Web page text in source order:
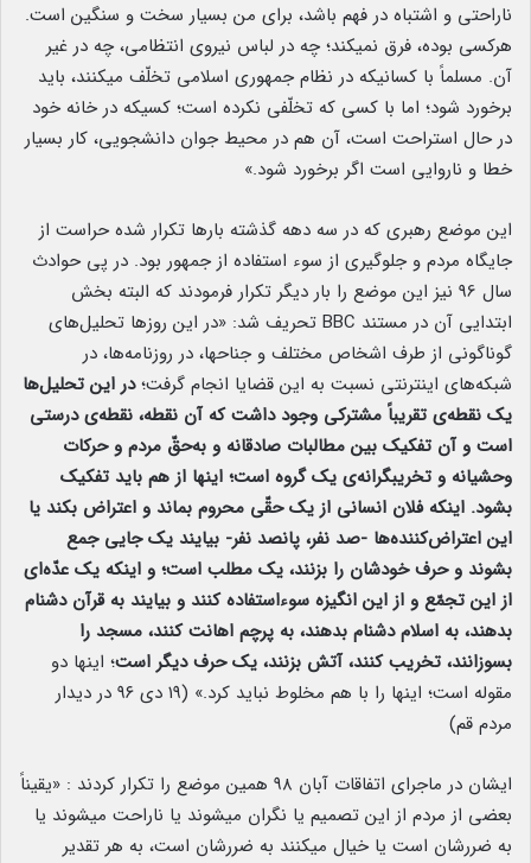
ناراحتی و اشتباه در فهم باشد، برای من بسیار سخت و سنگین است.
هرکسی بوده، فرق نمیکند؛ چه در لباس نیروی انتظامی، چه در غیر
آن. مسلماً با کسانیکه در نظام جمهوری اسلامی تخلّف میکنند، باید
برخورد شود؛ اما با کسی که تخلّفی نکرده است؛ کسیکه در خانه خود
در حال استراحت است، آن هم در محیط جوان دانشجویی، کار بسیار
خطا و ناروایی است اگر برخورد شود.»
این موضع رهبری که در سه دهه گذشته بارها تکرار شده حراست از
جایگاه مردم و جلوگیری از سوء استفاده از جمهور بود. در پی حوادث
سال 96 نیز این موضع را بار دیگر تکرار فرمودند که البته بخش
ابتدایی آن در مستند BBC تحریف شد: «در این روزها تحلیل‌های
گوناگونی از طرف اشخاص مختلف و جناحها، در روزنامه‌ها، در
شبکه‌های اینترنتی نسبت به این قضایا انجام گرفت؛در این تحلیل‌ها
یک نقطه‌ی تقریباً مشترکی وجود داشت که آن نقطه، نقطه‌ی درستی
است و آن تفکیک بین مطالبات صادقانه و به‌حقّ مردم و حرکات
وحشیانه و تخریبگرانه‌ی یک گروه است؛ اینها از هم باید تفکیک
بشود. اینکه فلان انسانی از یک حقّی محروم بماند و اعتراض بکند یا
این اعتراض‌کننده‌ها -صد نفر، پانصد نفر- بیایند یک جایی جمع
بشوند و حرف خودشان را بزنند، یک مطلب است؛ و اینکه یک عدّه‌ای
از این تجمّع و از این انگیزه سوءاستفاده کنند و بیایند به قرآن دشنام
بدهند، به اسلام دشنام بدهند، به پرچم اهانت کنند، مسجد را
بسوزانند، تخریب کنند، آتش بزنند، یک حرف دیگر است؛ اینها دو
مقوله است؛ اینها را با هم مخلوط نباید کرد.» (۱۹ دی ۹۶ در دیدار
مردم قم)
ایشان در ماجرای اتفاقات آبان ۹۸ همین موضع را تکرار کردند : «یقیناً
بعضی از مردم از این تصمیم یا نگران میشوند یا ناراحت میشوند یا
به ضررشان است یا خیال میکنند به ضررشان است، به هر تقدیر